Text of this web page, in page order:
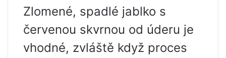
Zlomené, spadlé jablko s
červenou skvrnou od úderu je
vhodné, zvláště když proces